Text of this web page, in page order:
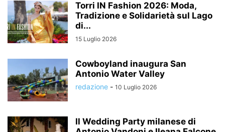
Torri IN Fashion 2026: Moda,
Tradizione e Solidarietà sul Lago
di...
15 Luglio 2026
Cowboyland inaugura San
Antonio Water Valley
redazione - 10 Luglio 2026
Il Wedding Party milanese di